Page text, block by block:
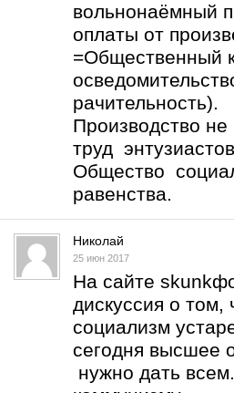
вольнонаёмный
оплаты от
=Общественный
Производство
труд
Общество
равенства.
Николай
25 июн 2017
На сайте
дискуссия о том,
социализм
сегодня высшее
нужно дать